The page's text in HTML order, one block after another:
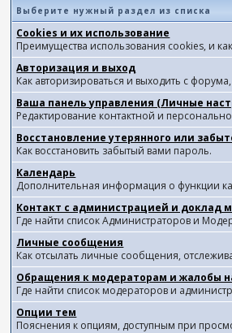
Выберите нужный раздел из списка
Cookies и их использование
Преимущества использования cookies, и
Авторизация и выход
Как авторизироваться и выходить с
Ваша панель управления (Личные
Редактирование контактной и
Восстановление утерянного или
Как восстановить забытый вами пароль.
Календарь
Дополнительная информация о функции
Контакт с администрацией и доклад
Где найти список Администраторов и
Личные сообщения
Как отсылать личные сообщения,
Обращения к модераторам и жалобы
Где найти список модераторов и
Опции тем
Пояснения к опциям, доступным при